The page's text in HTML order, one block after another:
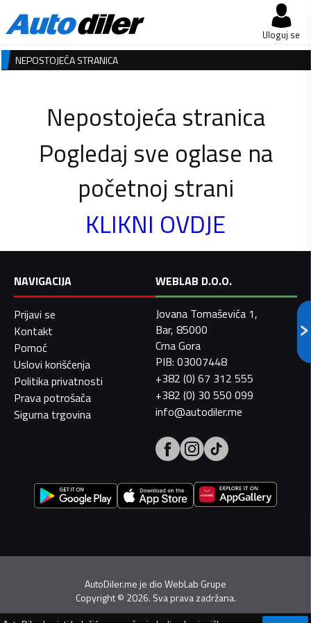
Uloguj se
NEPOSTOJEĆA STRANICA
Nepostojeća stranica
Pogledaj sve oglase na
početnoj strani
KLIKNI OVDJE
NAVIGACIJA
Prijavi se
Kontakt
Pomoć
Uslovi korišćenja
Politika privatnosti
Prava potrošača
Sigurna trgovina
WEBLAB D.O.O.
Jovana Tomaševića 1,
Bar, 85000
Crna Gora
PIB: 03007448
+382 (0) 67 312 555
+382 (0) 30 550 099
info@autodiler.me
AutoDiler.me je dioWebLab Grupe
Copyright© 2026. Sva prava zadržana.